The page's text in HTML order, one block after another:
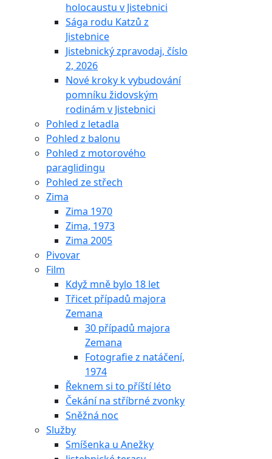
holocaustu v Jistebnici
Sága rodu Katzů z
Jistebnice
Jistebnický zpravodaj, číslo
2, 2026
Nové kroky k vybudování
pomníku židovským
rodinám v Jistebnici
Pohled z letadla
Pohled z balonu
Pohled z motorového
paraglidingu
Pohled ze střech
Zima
Zima 1970
Zima, 1973
Zima 2005
Pivovar
Film
Když mně bylo 18 let
Třicet případů majora
Zemana
30 případů majora
Zemana
Fotografie z natáčení,
1974
Řeknem si to příští léto
Čekání na stříbrné zvonky
Sněžná noc
Služby
Smíšenka u Anežky